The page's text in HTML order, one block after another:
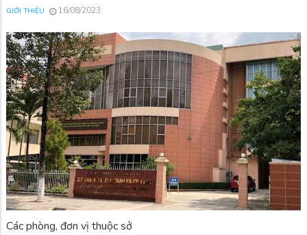
GIỚI THIỆU 16/08/2023
Các phòng, đơn vị thuộc sở